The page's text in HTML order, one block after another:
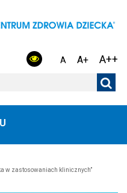
A A+ A++
w zastosowaniach klinicznych”